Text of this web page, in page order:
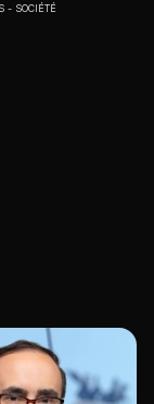
SOCIÉTÉ